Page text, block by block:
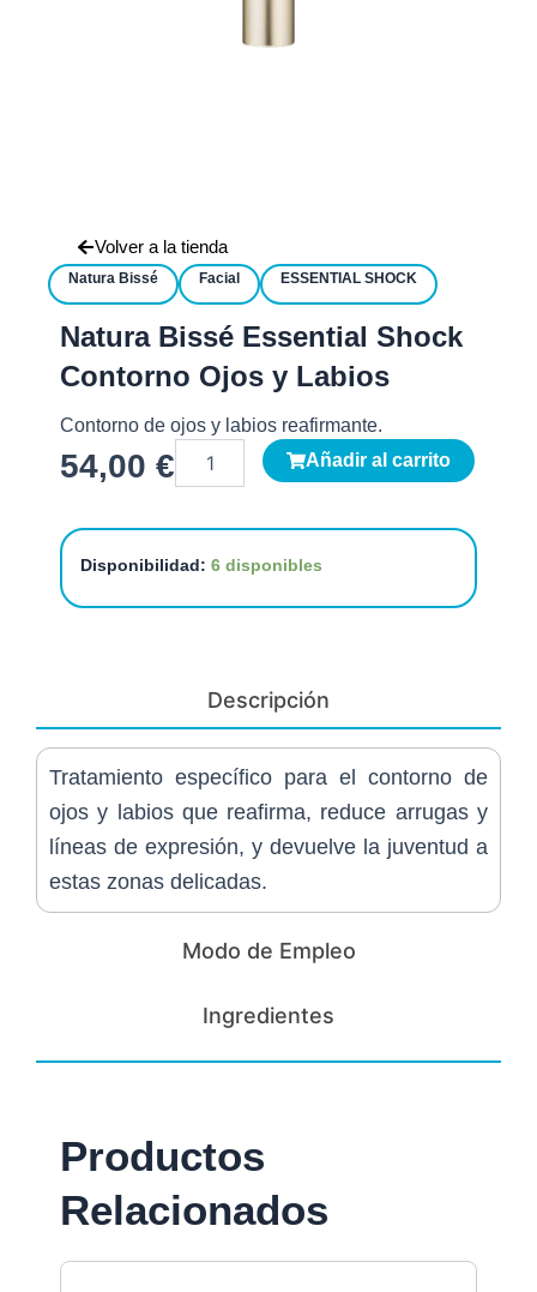
Volver a la tienda
Natura Bissé Facial ESSENTIAL SHOCK
Natura Bissé Essential Shock
Contorno Ojos y Labios
Contorno de ojos y labios reafirmante.
54,00 € Bissé
Ojos
Añadir al carrito
Disponibilidad: 6 disponibles
Descripción
Modo de Empleo
Ingredientes
Tratamiento específico para el contorno de
ojos y labios que reafirma, reduce arrugas y
líneas de expresión, y devuelve la juventud a
estas zonas delicadas.
Productos
Relacionados